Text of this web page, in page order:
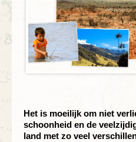
Het is moeilijk om niet
schoonheid en de
land met zo veel